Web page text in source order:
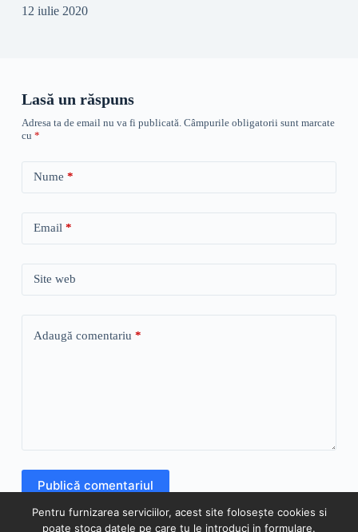
12 iulie 2020
Lasă un răspuns
Adresa ta de email nu va fi publicată. Câmpurile obligatorii sunt marcate
cu *
Nume *
Email*
Site web
Adaugă comentariu *
Publică comentariul
Pentru furnizarea serviciilor, acest site folosește cookies si
poate stoca datele pe care tu le introduci in formulare.